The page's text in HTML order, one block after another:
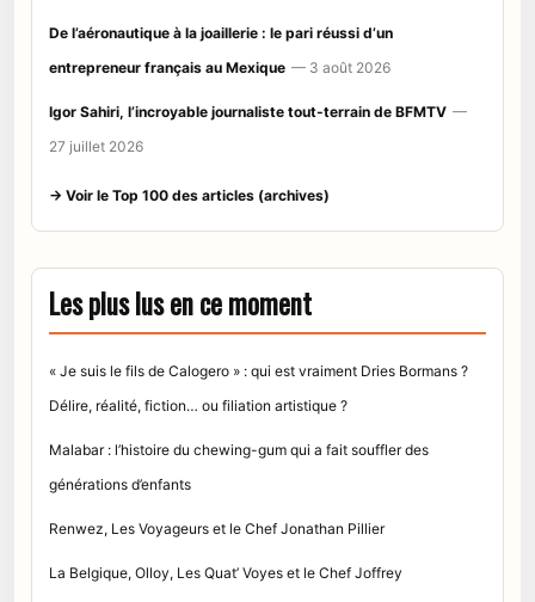
De l’aéronautique à la joaillerie : le pari réussi d’un
entrepreneur français au Mexique — 3 août 2026
Igor Sahiri, l’incroyable journaliste tout-terrain de BFMTV —
27 juillet 2026
→ Voir le Top 100 des articles (archives)
Les plus lus en ce moment
« Je suis le fils de Calogero » : qui est vraiment Dries Bormans ?
Délire, réalité, fiction… ou filiation artistique ?
Malabar : l’histoire du chewing-gum qui a fait souffler des
générations d’enfants
Renwez, Les Voyageurs et le Chef Jonathan Pillier
La Belgique, Olloy, Les Quat’ Voyes et le Chef Joffrey